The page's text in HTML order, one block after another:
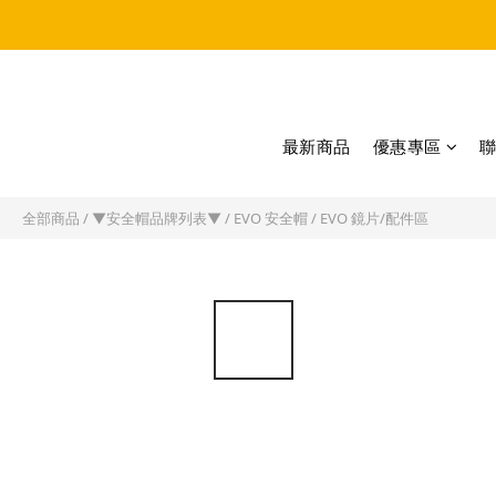
最新商品 優惠專區
全部商品 / ▼安全帽品牌列表▼ / EVO 安全帽/ EVO 鏡片/配件區